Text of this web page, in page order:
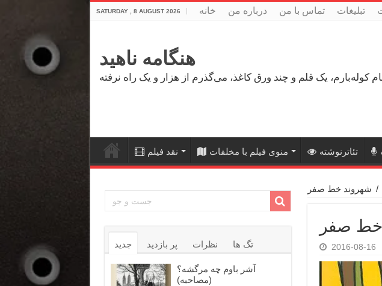
SATURDAY , 8 AUGUST 2026 خانه درباره من تماس با من تبلیغات
هنگامه ناهید
نقد فیلم منوی فیلم با مخلفات تئاترنوشته
/ شهروند خط صفر
خط صفر
2016-08-16 جدید پر بازدید نظرات تگ ها
آشر باوم چه مرگشه؟
(مصاحبه)